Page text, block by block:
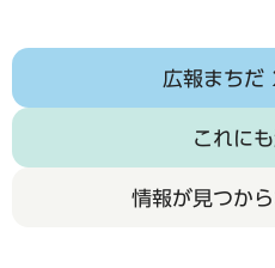
広報まちだ
これに
情報が見つか